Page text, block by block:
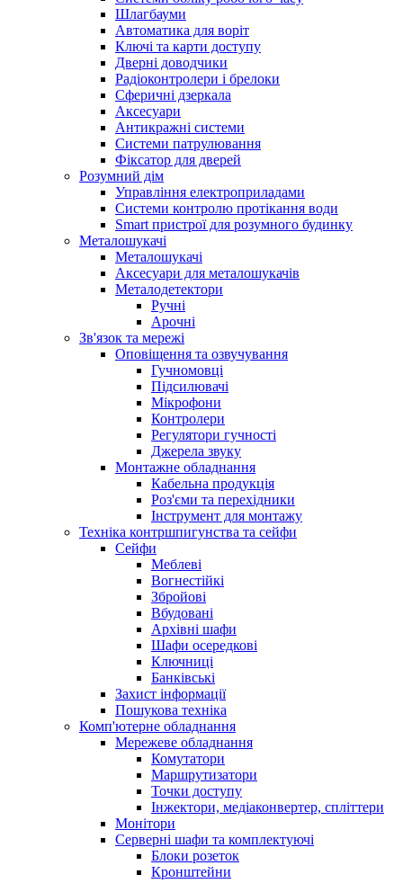
Шлагбауми
Автоматика для воріт
Ключі та карти доступу
Дверні доводчики
Радіоконтролери і брелоки
Сферичні дзеркала
Аксесуари
Антикражні системи
Системи патрулювання
Фіксатор для дверей
Розумний дім
Управління електроприладами
Системи контролю протікання води
Smart пристрої для розумного будинку
Металошукачі
Металошукачі
Аксесуари для металошукачів
Металодетектори
Ручні
Арочні
Зв'язок та мережі
Оповіщення та озвучування
Гучномовці
Підсилювачі
Мікрофони
Контролери
Регулятори гучності
Джерела звуку
Монтажне обладнання
Кабельна продукція
Роз'єми та перехідники
Інструмент для монтажу
Техніка контршпигунства та сейфи
Сейфи
Меблеві
Вогнестійкі
Збройові
Вбудовані
Архівні шафи
Шафи осередкові
Ключниці
Банківські
Захист інформації
Пошукова техніка
Комп'ютерне обладнання
Мережеве обладнання
Комутатори
Маршрутизатори
Точки доступу
Інжектори, медіаконвертер, спліттери
Монітори
Серверні шафи та комплектуючі
Блоки розеток
Кронштейни